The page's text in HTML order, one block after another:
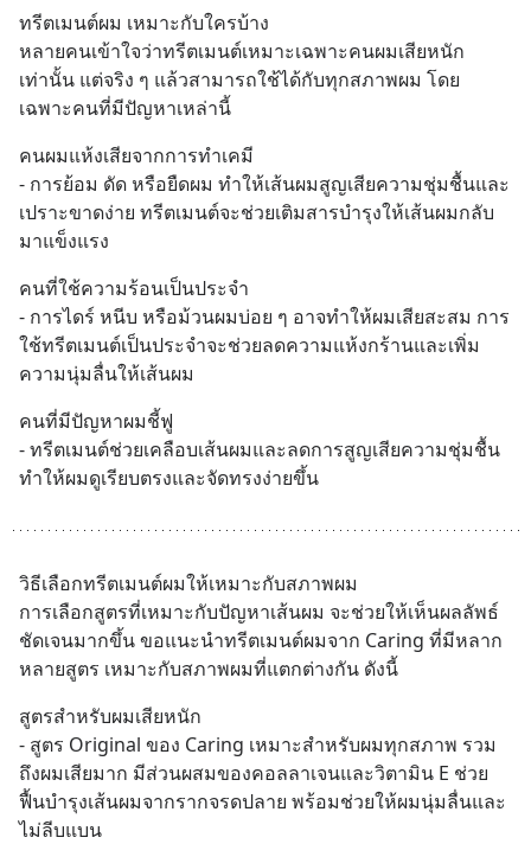
ทรีตเมนต์ผม เหมาะกับใครบ้าง
หลายคนเข้าใจว่าทรีตเมนต์เหมาะเฉพาะคนผมเสียหนัก
เท่านั้น แต่จริง ๆ แล้วสามารถใช้ได้กับทุกสภาพผม โดย
เฉพาะคนที่มีปัญหาเหล่านี้
คนผมแห้งเสียจากการทำเคมี
- การย้อม ดัด หรือยืดผม ทำให้เส้นผมสูญเสียความชุ่มชื้นและ
เปราะขาดง่าย ทรีตเมนต์จะช่วยเติมสารบำรุงให้เส้นผมกลับ
มาแข็งแรง
คนที่ใช้ความร้อนเป็นประจำ
- การไดร์ หนีบ หรือม้วนผมบ่อย ๆ อาจทำให้ผมเสียสะสม การ
ใช้ทรีตเมนต์เป็นประจำจะช่วยลดความแห้งกร้านและเพิ่ม
ความนุ่มลื่นให้เส้นผม
คนที่มีปัญหาผมชี้ฟู
- ทรีตเมนต์ช่วยเคลือบเส้นผมและลดการสูญเสียความชุ่มชื้น
ทำให้ผมดูเรียบตรงและจัดทรงง่ายขึ้น
วิธีเลือกทรีตเมนต์ผมให้เหมาะกับสภาพผม
การเลือกสูตรที่เหมาะกับปัญหาเส้นผม จะช่วยให้เห็นผลลัพธ์
ชัดเจนมากขึ้น ขอแนะนำทรีตเมนต์ผมจาก Caring ที่มีหลาก
หลายสูตร เหมาะกับสภาพผมที่แตกต่างกัน ดังนี้
สูตรสำหรับผมเสียหนัก
- สูตร Original ของ Caring เหมาะสำหรับผมทุกสภาพ รวม
ถึงผมเสียมาก มีส่วนผสมของคอลลาเจนและวิตามิน E ช่วย
ฟื้นบำรุงเส้นผมจากรากจรดปลาย พร้อมช่วยให้ผมนุ่มลื่นและ
ไม่ลีบแบน